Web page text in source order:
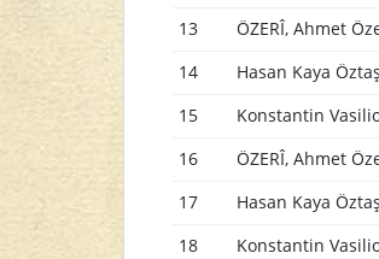
13 ÖZERÎ, Ahmet
14 Hasan Kaya Öztaş
15 Konstantin
16 ÖZERÎ, Ahmet
17 Hasan Kaya Öztaş
18 Konstantin